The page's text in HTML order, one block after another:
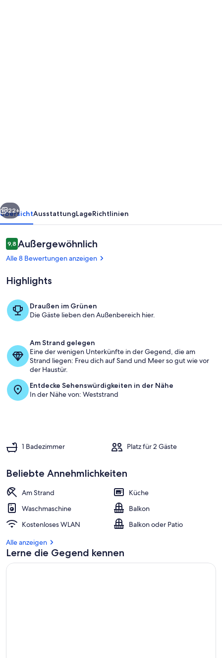
sehr
zentral
am
Weststrand
Aussicht Balkon Weststrand
Weiter
22+
ÜbersichtAusstattungLageRichtlinien
Bewertungen
9,89,8 von 10.
Außergewöhnlich
Alle 8 Bewertungen anzeigen
Highlights
Draußen im Grünen
Die Gäste lieben den Außenbereich hier.
Am Strand gelegen
Eine der wenigen Unterkünfte in der Gegend, die am
Strand liegen: Freu dich auf Sand und Meer so gut wie vor
der Haustür.
Entdecke Sehenswürdigkeiten in der Nähe
In der Nähe von: Weststrand
1 Badezimmer Platz für 2 Gäste
Beliebte Annehmlichkeiten
Am Strand
Küche
Waschmaschine
Balkon
Kostenloses WLAN
Balkon oder Patio
Alle anzeigen
Lerne die Gegend kennen